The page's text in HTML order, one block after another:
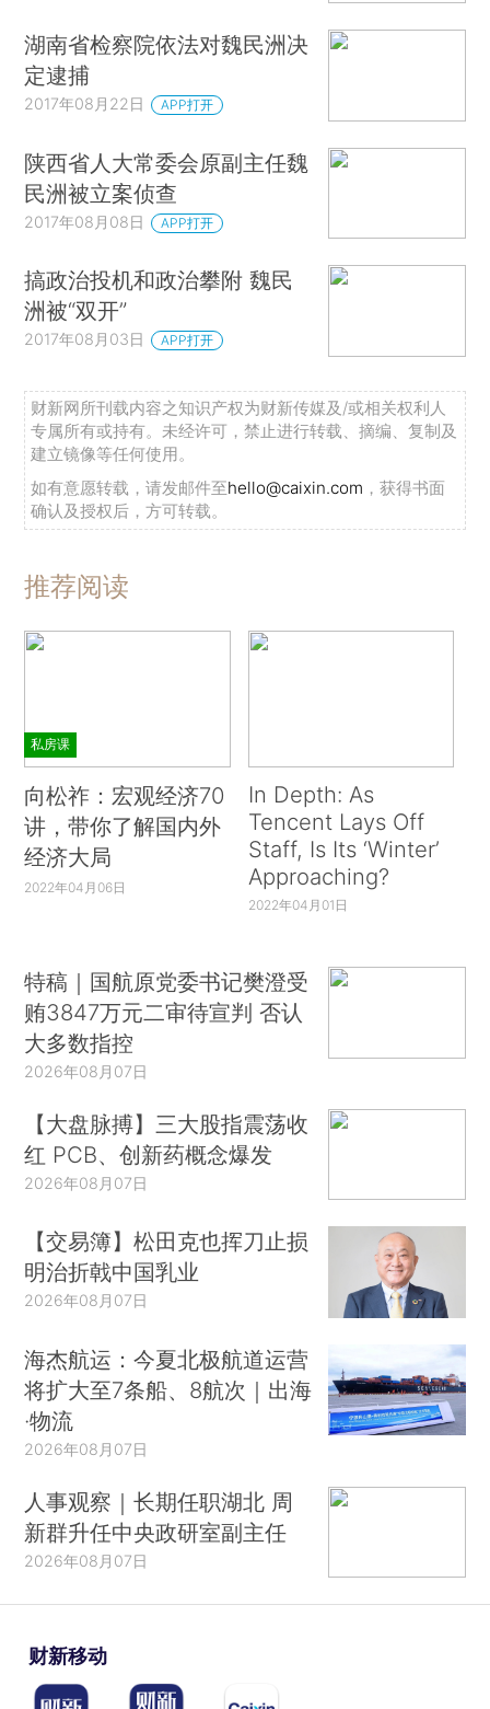
湖南省检察院依法对魏民洲决
定逮捕
2017年08月22日 APP打开
陕西省人大常委会原副主任魏
民洲被立案侦查
2017年08月08日 APP打开
搞政治投机和政治攀附 魏民
洲被“双开”
2017年08月03日 APP打开
财新网所刊载内容之知识产权为财新传媒及/或相关权利人
专属所有或持有。未经许可，禁止进行转载、摘编、复制及
建立镜像等任何使用。
如有意愿转载，请发邮件至hello@caixin.com ，获得书面
确认及授权后，方可转载。
推荐阅读
私房课
向松祚：宏观经济70
讲，带你了解国内外
经济大局
2022年04月06日
In Depth: As
Tencent Lays Off
Staff, Is Its ‘Winter’
Approaching?
2022年04月01日
特稿｜国航原党委书记樊澄受
贿3847万元二审待宣判 否认
大多数指控
2026年08月07日
【大盘脉搏】三大股指震荡收
红 PCB、创新药概念爆发
2026年08月07日
【交易簿】松田克也挥刀止损
明治折戟中国乳业
2026年08月07日
海杰航运：今夏北极航道运营
将扩大至7条船、8航次｜出海
·物流
2026年08月07日
人事观察｜长期任职湖北 周
新群升任中央政研室副主任
2026年08月07日
财新移动